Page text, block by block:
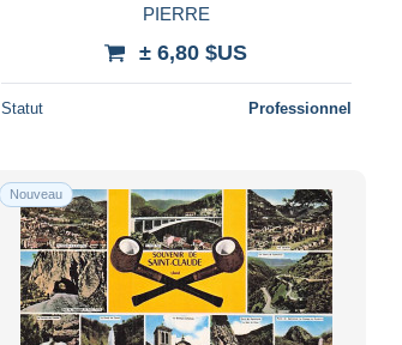
PIERRE
± 6,80 $US
Statut Professionnel
Nouveau